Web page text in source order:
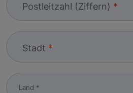
Postleitzahl (Ziffern)
Stadt